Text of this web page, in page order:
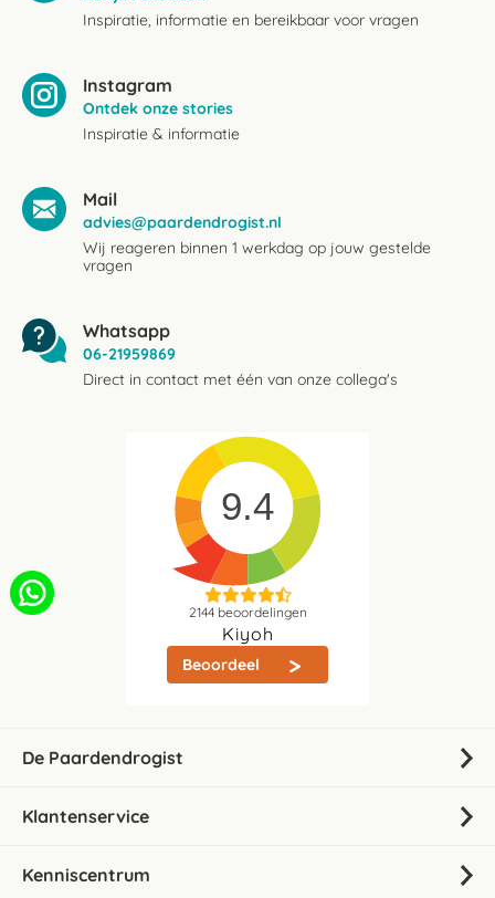
Inspiratie, informatie en bereikbaar voor vragen
Instagram
Ontdek onze stories
Inspiratie & informatie
Mail
advies@paardendrogist.nl
Wij reageren binnen 1 werkdag op jouw gestelde
vragen
Whatsapp
06-21959869
Direct in contact met één van onze collega's
9.4
2144beoordelingen
Kiyoh
Beoordeel
De Paardendrogist
Klantenservice
Kenniscentrum